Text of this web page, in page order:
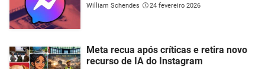
William Schendes 24 fevereiro 2026
Meta recua após críticas e retira novo
recurso de IA do Instagram